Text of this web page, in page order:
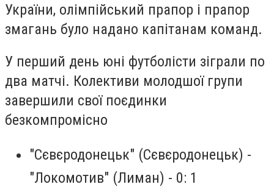
України, олімпійський прапор і прапор
змагань було надано капітанам команд.
У перший день юні футболісти зіграли по
два матчі. Колективи молодшої групи
завершили свої поєдинки
безкомпромісно
"Сєвєродонецьк" (Сєвєродонецьк) -
"Локомотив" (Лиман) - 0: 1